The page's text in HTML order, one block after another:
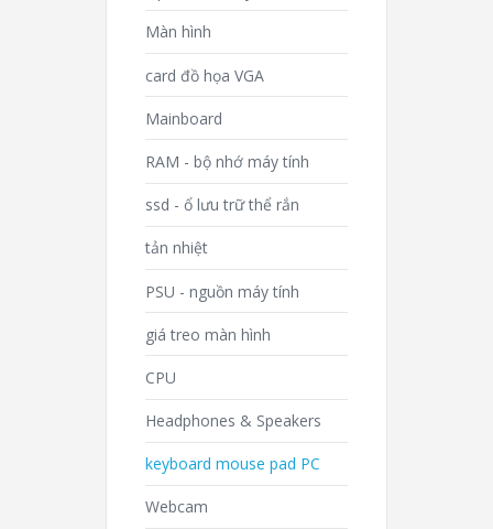
Màn hình
card đồ họa VGA
Mainboard
RAM - bộ nhớ máy tính
ssd - ổ lưu trữ thể rắn
tản nhiệt
PSU - nguồn máy tính
giá treo màn hình
CPU
Headphones & Speakers
keyboard mouse pad PC
Webcam